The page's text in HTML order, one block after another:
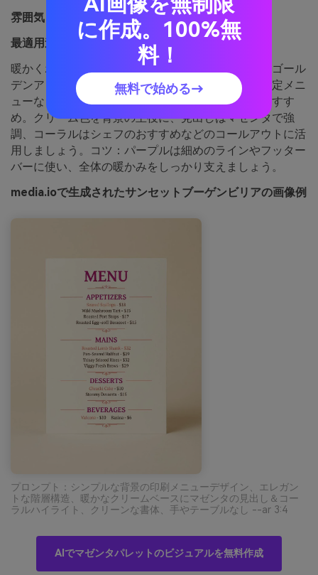
雰囲気：
雰囲気：暖かさ・ポジティブ
最適用途：
レストランメニューのデザイン
暖かくポジティブな雰囲気は、サンセット時の花やゴール
デンアワーの光を思わせます。レストランや季節限定メニ
ューなど、明るく食欲をそそる印象を求める時におすす
め。クリーム色を背景の主役に、見出しはマゼンタで強
調、コーラルはシェフのおすすめなどのコールアウトに活
用しましょう。コツ：パープルは細めのラインやフッター
バーに使い、全体の暖かみをしっかり支えましょう。
media.ioで生成されたサンセットブーゲンビリアの画像例
プロンプト：シンプルな背景の印刷メニューデザイン、エレガン
トな階層構造、暖かなクリームベースにマゼンタの見出し＆コー
ラルハイライト、クリーンな書体、手やテーブルなし --ar 3:4
AIでマゼンタパレットのビジュアルを無料作成
に作成。100%無
料！
無料で始める→